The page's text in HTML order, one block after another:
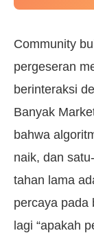
Community
pergeseran
berinteraksi
Banyak
bahwa
naik, dan
tahan lama
percaya pada
lagi “apakah